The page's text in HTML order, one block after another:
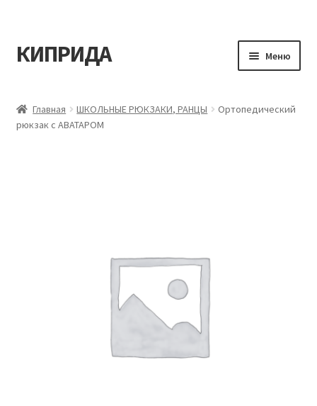
Перейти
к
Перейти
к
КИПРИДА Меню
Корзина
Главная ШКОЛЬНЫЕ РЮКЗАКИ, РАНЦЫ
Ортопедический
рюкзак с АВАТАРОМ